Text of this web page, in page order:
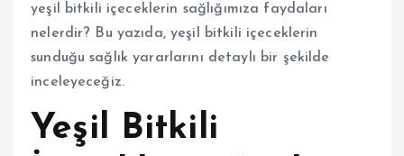
yeşil bitkili içeceklerin sağlığımıza faydaları
nelerdir? Bu yazıda, yeşil bitkili içeceklerin
sunduğu sağlık yararlarını detaylı bir şekilde
inceleyeceğiz.
Yeşil Bitkili